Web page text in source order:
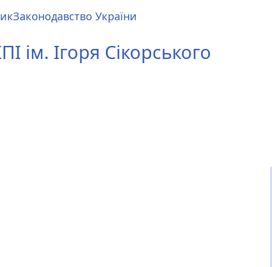
Законодавство України
ім. Ігоря Сікорського